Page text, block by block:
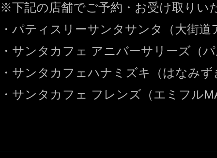
※下記の店舗でご予約・お受け取りい
・パティスリーサンタサンタ（大街
・サンタカフェ アニバーサリーズ（
・サンタカフェハナミズキ（はなみず
・サンタカフェ フレンズ（エミフル